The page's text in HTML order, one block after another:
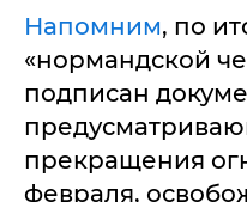
Напомним, по
«нормандской
подписан
прекращения
февраля,